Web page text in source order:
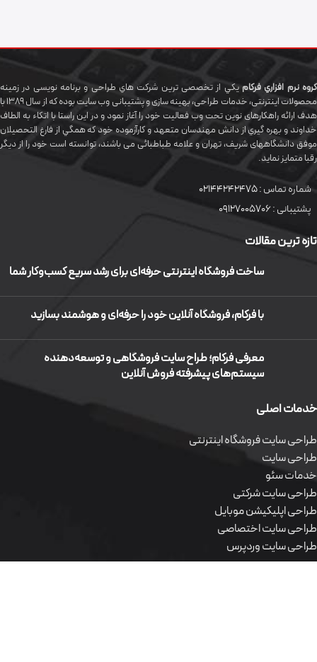
گروه نرم افزاري فرکام يکي از تخصصی ترين شرکت هاي طراحی و برنامه نویسی در زمینه
محصولات اینترنتی، خدمات طراحی، بهینه سازی و پشتیبانی وب سایت بوده که از سال 1389 با
هدف ارائه راهکارهای نوین تحت وب فعالیت خود را آغاز نمود و در این راستا با اتکاء به الطاف
خداوند و بهره گيري از دانش مهندسان متعهد و کارآزموده خود که همگي از فارغ التحصیلان
موفق دانشگاههای شريف، تهران و علامه طباطبائی می باشند، توانسته است خود را از دیگر
رقبا متمایز نماید.
شماره تماس :02144242475
پشتیبانی :09127005706
تازه ترین مقالات
ساخت فروشگاه اینترنتی حرفه‌ای برای رشد سریع کسب‌وکار شما
با فرکام، فروشگاه آنلاین خود را حرفه‌ای و هوشمند بسازید
معرفی فرکام؛ طراح سایت فروشگاهی و توسعه‌دهنده
سیستم‌های پیشرفته فروش آنلاین
خدمات اصلی
طراحی سایت فروشگاه اینترنتی
طراحی سایت
خدمات سئو
طراحی سایت شرکتی
طراحی اپلیکیشن موبایل
طراحی سایت اختصاصی
طراحی سایت وردپرس